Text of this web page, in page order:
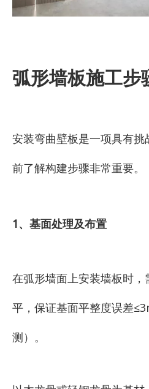
弧形墙板施工步
安装弯曲壁板是一项具有挑
前了解构建步骤非常重要。
1、基面处理及布置
在弧形墙面上安装墙板时
平，保证基面平整度误差
测）。